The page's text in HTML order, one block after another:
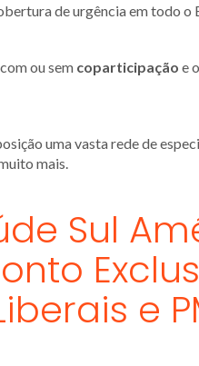
de urgência em todo o
ou sem coparticipação e
uma vasta rede de
mais.
Sul
e